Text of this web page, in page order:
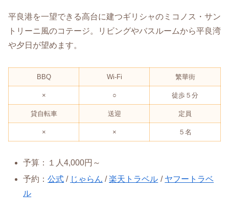
平良港を一望できる高台に建つギリシャのミコノス・サン
トリーニ風のコテージ。リビングやバスルームから平良湾
や夕日が望めます。
BBQ Wi-Fi 繁華街
× ○ 徒歩５分
貸自転車 送迎 定員
× × ５名
予算：１人4,000円～
予約：公式 / じゃらん /楽天トラベル / ヤフートラベ
ル